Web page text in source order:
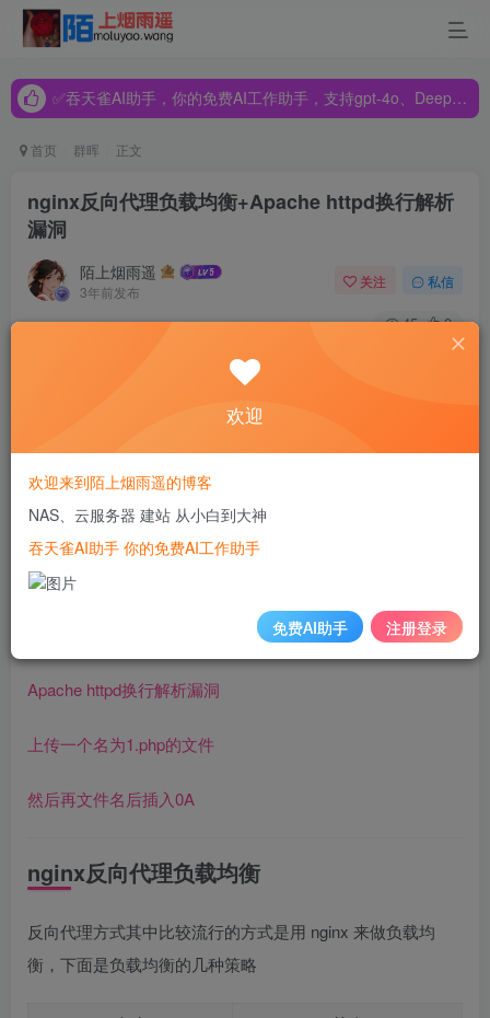
✅吞天雀AI助手，你的免费AI工作助手，支持gpt-4o、DeepSeek、Claude🔥🔥🔥🔥
✅吞天雀AI助手，你的免费AI工作助手，支持gpt-4o、DeepSeek、Claude🔥🔥🔥🔥
首页 群晖 正文
nginx反向代理负载均衡+Apache httpd换行解析
漏洞
陌上烟雨遥
3年前发布
关注 私信
45 0
解决方法
方法一、关机/停服
方法二、判断是否执行
方法三、在Web 层做一次 HTTP 流量转发
Apache httpd换行解析漏洞
上传一个名为1.php的文件
然后再文件名后插入0A
nginx反向代理负载均衡
反向代理方式其中比较流行的方式是用 nginx 来做负载均
衡，下面是负载均衡的几种策略
欢迎
欢迎来到陌上烟雨遥的博客
NAS、云服务器 建站 从小白到大神
吞天雀AI助手 你的免费AI工作助手
免费AI助手 注册登录